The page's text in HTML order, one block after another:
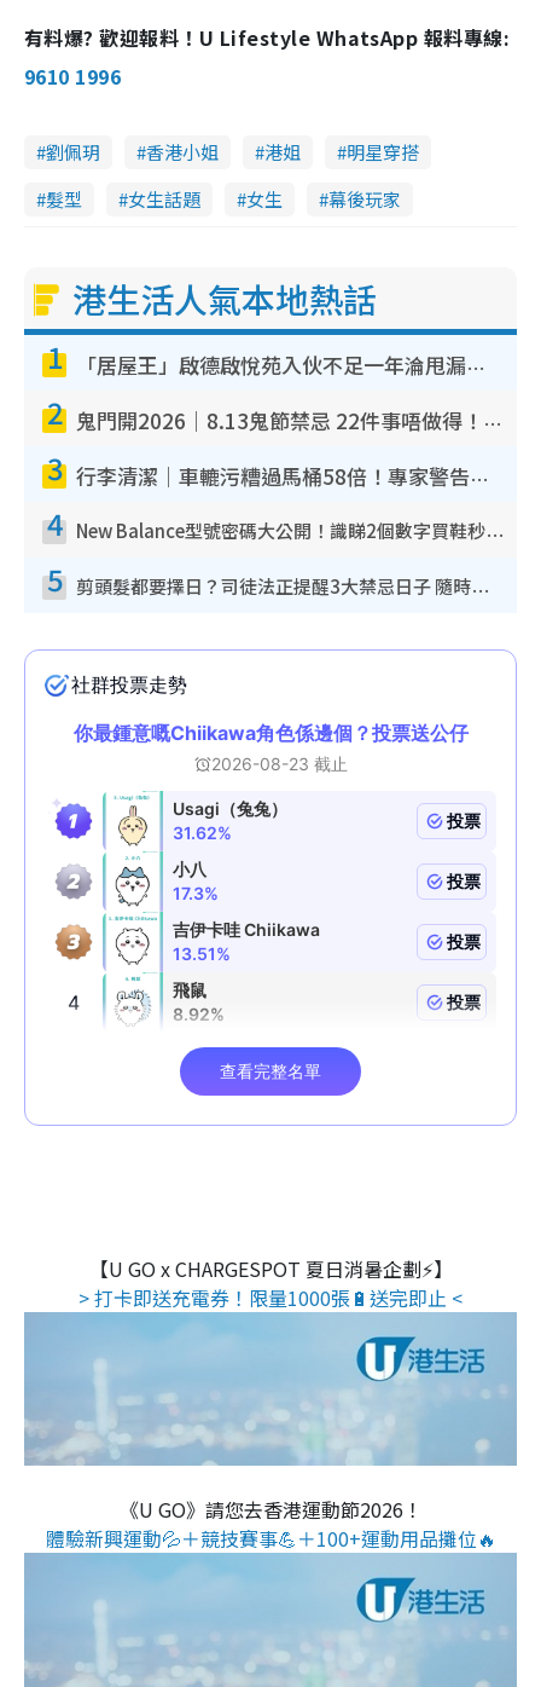
有料爆? 歡迎報料！U Lifestyle WhatsApp 報料專線:
9610 1996
劉佩玥 香港小姐 港姐
明星穿搭
髮型
女生話題 女生 幕後玩家
港生活人氣本地熱話
1 「居屋王」啟德啟悅苑入伙不足一年淪甩漏之王！插頭噴火花致大停電 多戶業主全屋家電報銷
2 鬼門開2026｜8.13鬼節禁忌 22件事唔做得！燒肉、刺身要少食？半夜勿吹口哨/打呢個電話
3 行李清潔｜車轆污糟過馬桶58倍！專家警告忌用酒精抹 教1招免污手除菌
4 New Balance型號密碼大公開！識睇2個數字買鞋秒知功能免中伏 附5大熱門鞋款
5 剪頭髮都要擇日？司徒法正提醒3大禁忌日子 隨時剪走財運！呢日剪髮恐「剪壽命」？
【U GO x CHARGESPOT 夏日消暑企劃⚡】
> 打卡即送充電券！限量1000張🔋送完即止 <
《U GO》請您去香港運動節2026！
體驗新興運動💦＋競技賽事💪＋100+運動用品攤位🔥